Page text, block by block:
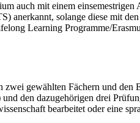
auch mit einem
anerkannt, solange diese mit
Learning Programme/
gewählten Fächern und
den dazugehörigen drei
bearbeitet oder eine